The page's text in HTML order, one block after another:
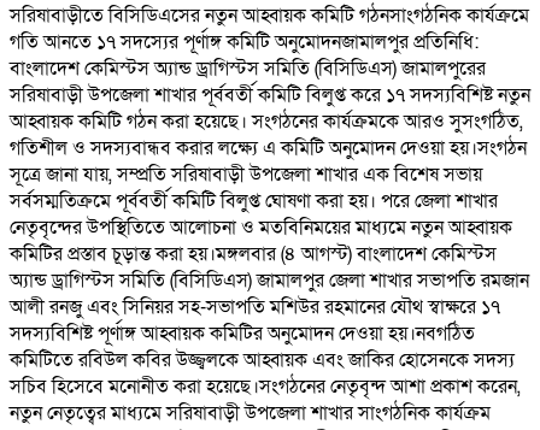
সরিষাবাড়ীতে বিসিডিএসের নতুন আহ্বায়ক কমিটি গঠনসাংগঠনিক কার্যক্রমে
গতি আনতে ১৭ সদস্যের পূর্ণাঙ্গ কমিটি অনুমোদনজামালপুর প্রতিনিধি:
বাংলাদেশ কেমিস্টস অ্যান্ড ড্রাগিস্টস সমিতি (বিসিডিএস) জামালপুরের
সরিষাবাড়ী উপজেলা শাখার পূর্ববর্তী কমিটি বিলুপ্ত করে ১৭ সদস্যবিশিষ্ট নতুন
আহ্বায়ক কমিটি গঠন করা হয়েছে। সংগঠনের কার্যক্রমকে আরও সুসংগঠিত,
গতিশীল ও সদস্যবান্ধব করার লক্ষ্যে এ কমিটি অনুমোদন দেওয়া হয়।সংগঠন
সূত্রে জানা যায়, সম্প্রতি সরিষাবাড়ী উপজেলা শাখার এক বিশেষ সভায়
সর্বসম্মতিক্রমে পূর্ববর্তী কমিটি বিলুপ্ত ঘোষণা করা হয়। পরে জেলা শাখার
নেতৃবৃন্দের উপস্থিতিতে আলোচনা ও মতবিনিময়ের মাধ্যমে নতুন আহ্বায়ক
কমিটির প্রস্তাব চূড়ান্ত করা হয়।মঙ্গলবার (৪ আগস্ট) বাংলাদেশ কেমিস্টস
অ্যান্ড ড্রাগিস্টস সমিতি (বিসিডিএস) জামালপুর জেলা শাখার সভাপতি রমজান
আলী রনজু এবং সিনিয়র সহ-সভাপতি মশিউর রহমানের যৌথ স্বাক্ষরে ১৭
সদস্যবিশিষ্ট পূর্ণাঙ্গ আহ্বায়ক কমিটির অনুমোদন দেওয়া হয়।নবগঠিত
কমিটিতে রবিউল কবির উজ্জ্বলকে আহ্বায়ক এবং জাকির হোসেনকে সদস্য
সচিব হিসেবে মনোনীত করা হয়েছে।সংগঠনের নেতৃবৃন্দ আশা প্রকাশ করেন,
নতুন নেতৃত্বের মাধ্যমে সরিষাবাড়ী উপজেলা শাখার সাংগঠনিক কার্যক্রম